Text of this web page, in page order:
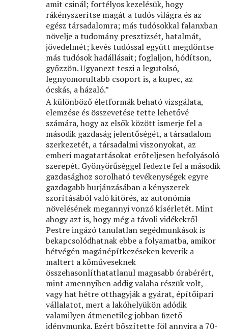
amit csinál; fortélyos kezelésük, hogy
rákényszerítse magát a tudós világra és az
egész társadalomra; más tudósokkal falanxban
növelje a tudomány presztizsét, hatalmát,
jövedelmét; kevés tudóssal együtt megdöntse
más tudósok hadállásait; foglaljon, hódítson,
győzzön. Ugyanezt teszi a legutolsó,
legnyomorultabb csoport is, a kupec, az
ócskás, a házaló.”
A különböző életformák beható vizsgálata,
elemzése és összevetése tette lehetővé
számára, hogy az elsők között ismerje fel a
második gazdaság jelentőségét, a társadalom
szerkezetét, a társadalmi viszonyokat, az
emberi magatartásokat erőteljesen befolyásoló
szerepét. Gyönyörűséggel fedezte fel a második
gazdasághoz sorolható tevékenységek egyre
gazdagabb burjánzásában a kényszerek
szorításából való kitörés, az autonómia
növelésének megannyi vonzó kísérletét. Mint
ahogy azt is, hogy még a távoli vidékekről
Pestre ingázó tanulatlan segédmunkások is
bekapcsolódhatnak ebbe a folyamatba, amikor
hétvégén magánépítkezéseken keverik a
maltert a kőműveseknek
összehasonlíthatatlanul magasabb órabérért,
mint amennyiben addig valaha részük volt,
vagy hat hétre otthagyják a gyárat, építőipari
vállalatot, mert a lakóhelyükön adódik
valamilyen átmenetileg jobban ﬁzető
idénymunka. Ezért bőszítette föl annyira a 70-